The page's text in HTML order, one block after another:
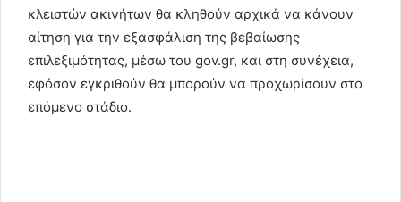
κλειστών ακινήτων θα κληθούν αρχικά να κάνουν
αίτηση για την εξασφάλιση της βεβαίωσης
επιλεξιμότητας, μέσω του gov.gr, και στη συνέχεια,
εφόσον εγκριθούν θα μπορούν να προχωρίσουν στο
επόμενο στάδιο.